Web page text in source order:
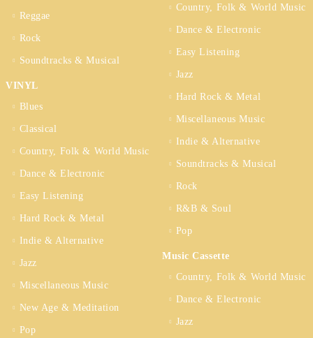
Reggae
Rock
Soundtracks & Musical
VINYL
Blues
Classical
Country, Folk & World Music
Dance & Electronic
Easy Listening
Hard Rock & Metal
Indie & Alternative
Jazz
Miscellaneous Music
New Age & Meditation
Pop
Country, Folk & World Music
Dance & Electronic
Easy Listening
Jazz
Hard Rock & Metal
Miscellaneous Music
Indie & Alternative
Soundtracks & Musical
Rock
R&B & Soul
Pop
Music Cassette
Country, Folk & World Music
Dance & Electronic
Jazz